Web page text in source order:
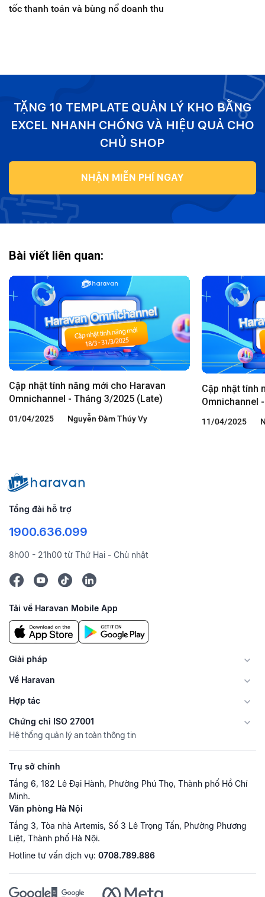
tốc thanh toán và bùng nổ doanh thu
TẶNG 10 TEMPLATE QUẢN LÝ KHO BẰNG
EXCEL NHANH CHÓNG VÀ HIỆU QUẢ CHO
CHỦ SHOP
NHẬN MIỄN PHÍ NGAY
Bài viết liên quan:
Cập nhật tính năng mới cho Haravan
Omnichannel - Tháng 3/2025 (Late)
01/04/2025 Nguyễn Đàm Thúy Vy
Cập nhật tính
Omnichannel
11/04/2025
Tổng đài hỗ trợ
1900.636.099
8h00 - 21h00 từ Thứ Hai - Chủ nhật
Tải về Haravan Mobile App
Giải pháp
Về Haravan
Hợp tác
Chứng chỉ ISO 27001
Hệ thống quản lý an toàn thông tin
Trụ sở chính
Tầng 6, 182 Lê Đại Hành, Phường Phú Thọ, Thành phố Hồ Chí
Minh.
Văn phòng Hà Nội
Tầng 3, Tòa nhà Artemis, Số 3 Lê Trọng Tấn, Phường Phương
Liệt, Thành phố Hà Nội.
Hotline tư vấn dịch vụ: 0708.789.886